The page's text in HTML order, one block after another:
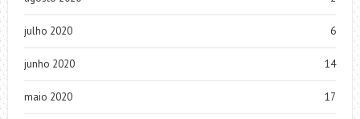
julho 2020 6
junho 2020 14
maio 2020 17